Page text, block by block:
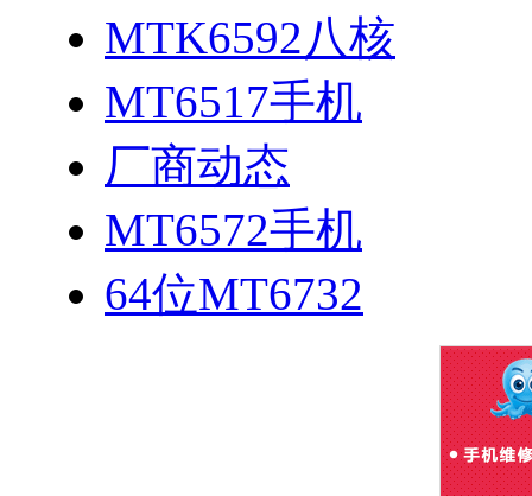
MTK6592八核
MT6517手机
厂商动态
MT6572手机
64位MT6732